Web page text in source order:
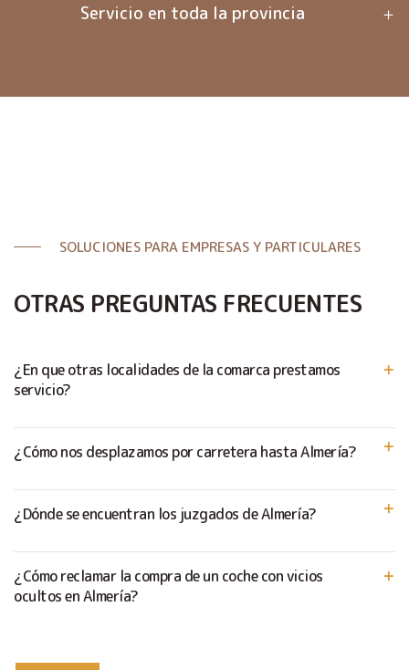
Servicio en toda la provincia
SOLUCIONES PARA EMPRESAS Y PARTICULARES
OTRAS PREGUNTAS FRECUENTES
¿En que otras localidades de la comarca prestamos
servicio?
¿Cómo nos desplazamos por carretera hasta Almería?
¿Dónde se encuentran los juzgados de Almería?
¿Cómo reclamar la compra de un coche con vicios
ocultos en Almería?